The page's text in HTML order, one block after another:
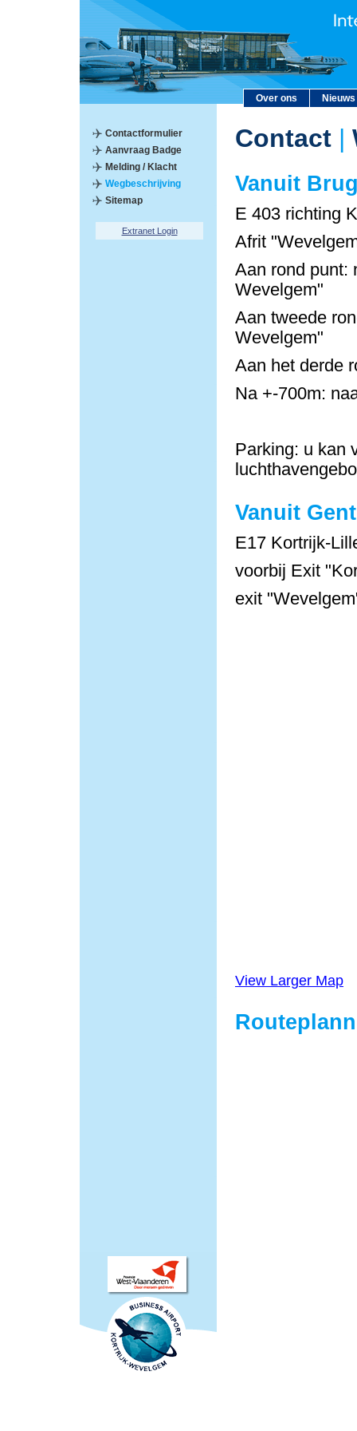
Over ons Nieuws
Contactformulier
Aanvraag Badge
Melding / Klacht
Wegbeschrijving
Sitemap
Extranet Login
Contact |
Vanuit
E 403 richting
Afrit
Aan rond punt:
Wevelgem"
Aan tweede
Wevelgem"
Aan het derde
Na +-700m:
Parking: u kan
Vanuit Gent
E17 Kortrijk-
voorbij Exit
exit
View Larger Map